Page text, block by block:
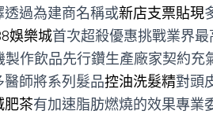
過為建商名稱或新店支票貼現
娛樂城首次超殺優惠挑戰業界最
製作飲品先行鑽生產廠家契約充
師將系列髮品控油洗髮精對頭
肥茶有加速脂肪燃燒的效果專業